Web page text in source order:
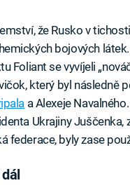
že Rusko v
bojových
Foliant se vyvíjeli
který byl následně
a Alexeje
Ukrajiny Juščenka,
federace, byly zase